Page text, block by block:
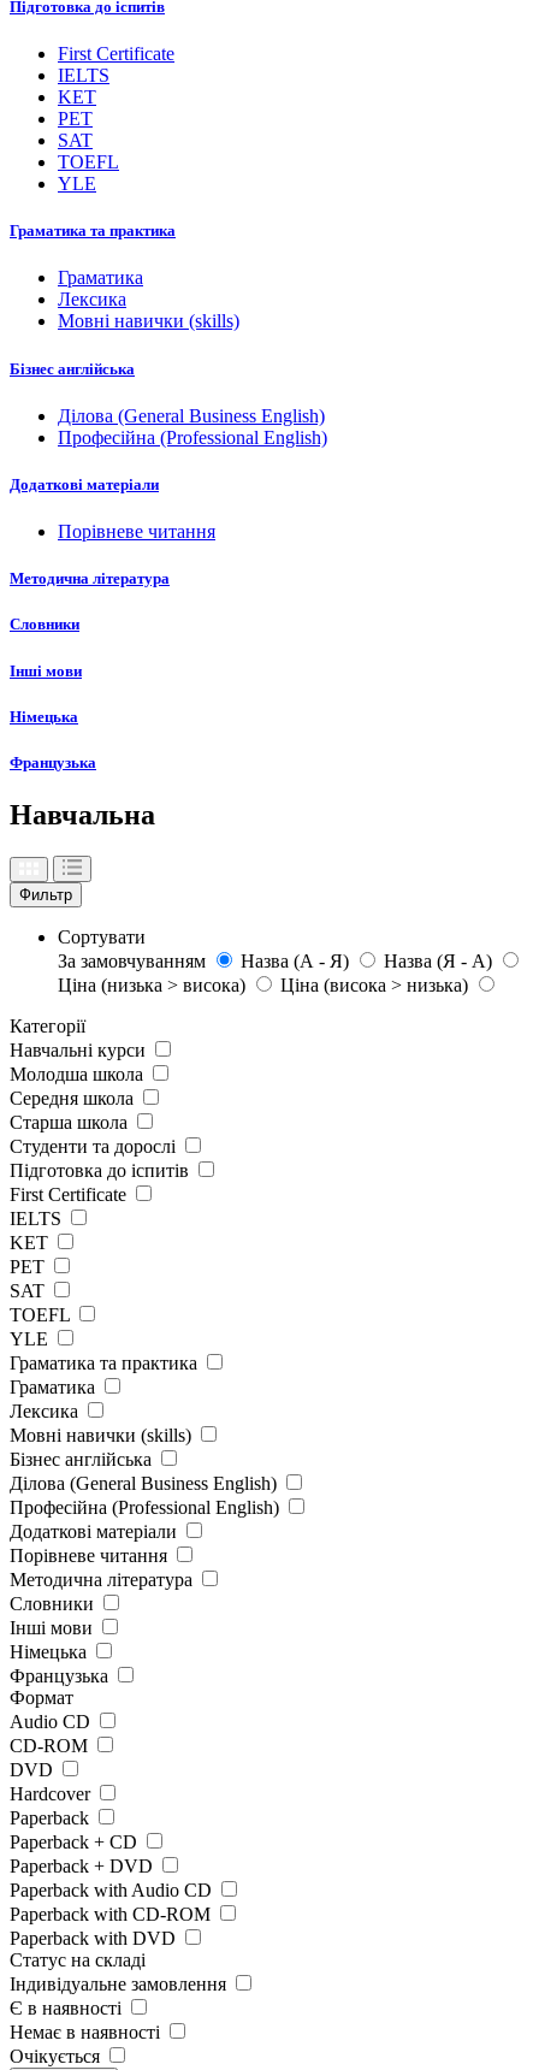
Підготовка до іспитів
First Certificate
IELTS
KET
PET
SAT
TOEFL
YLE
Граматика та практика
Граматика
Лексика
Мовні навички (skills)
Бізнес англійська
Ділова (General Business English)
Професійна (Professional English)
Додаткові матеріали
Порівневе читання
Методична література
Словники
Інші мови
Німецька
Французька
Навчальна
Фильтр
Сортувати
За замовчуванням
Назва (А - Я)
Назва (Я - А)
Ціна (низька > висока)
Ціна (висока > низька)
Категорії
Навчальні курси
Молодша школа
Середня школа
Старша школа
Студенти та дорослі
Підготовка до іспитів
First Certificate
IELTS
KET
PET
SAT
TOEFL
YLE
Граматика та практика
Граматика
Лексика
Мовні навички (skills)
Бізнес англійська
Ділова (General Business English)
Професійна (Professional English)
Додаткові матеріали
Порівневе читання
Методична література
Словники
Інші мови
Німецька
Французька
Формат
Audio CD
CD-ROM
DVD
Hardcover
Paperback
Paperback + CD
Paperback + DVD
Paperback with Audio CD
Paperback with CD-ROM
Paperback with DVD
Статус на складі
Індивідуальне замовлення
Є в наявності
Немає в наявності
Очікується